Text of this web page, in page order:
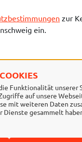
Funktionalität
auf unsere
mit weiteren Daten
Dienste gesammelt
zur
ein.